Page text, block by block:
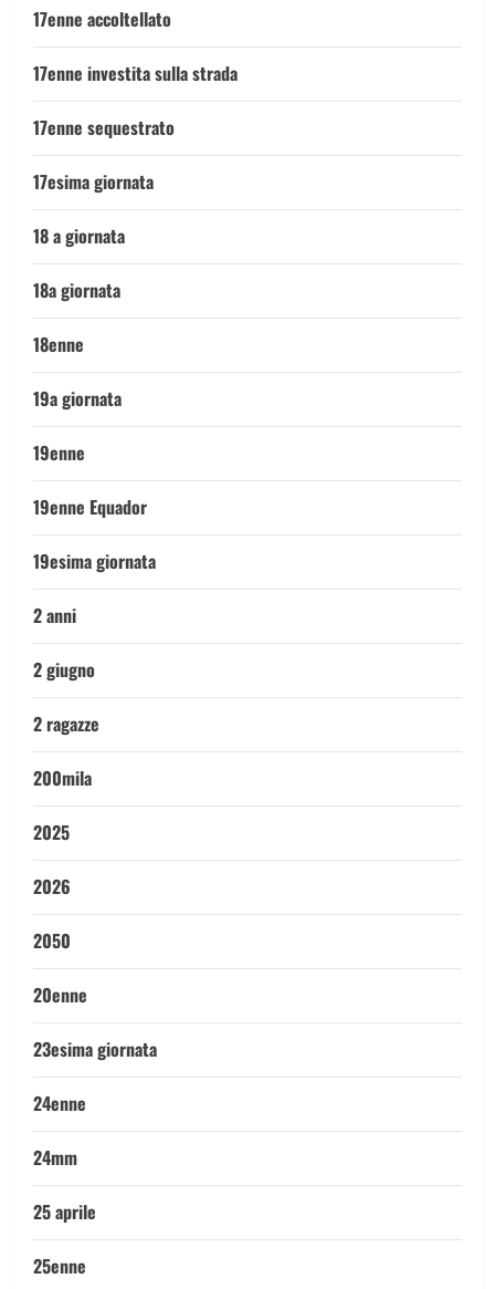
17enne accoltellato
17enne investita sulla strada
17enne sequestrato
17esima giornata
18 a giornata
18a giornata
18enne
19a giornata
19enne
19enne Equador
19esima giornata
2 anni
2 giugno
2 ragazze
200mila
2025
2026
2050
20enne
23esima giornata
24enne
24mm
25 aprile
25enne